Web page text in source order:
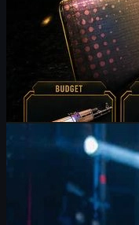
카운터 스트라이크 2
FURIA FalleN 인터
FURIA의 베테랑 IGL